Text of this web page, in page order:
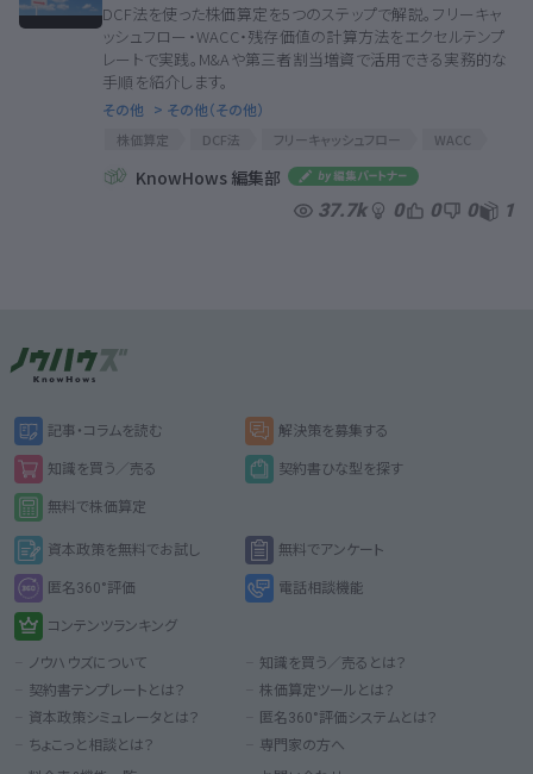
DCF法を使った株価算定を5つのステップで解説。フリーキャ
ッシュフロー・WACC・残存価値の計算方法をエクセルテンプ
レートで実践。M&Aや第三者割当増資で活用できる実務的な
手順を紹介します。
その他 > その他（その他）
株価算定 DCF法 フリーキャッシュフロー
WACC
事業価値
エクセル
KnowHows 編集部
37.7k 0 0 0 1
記事・コラムを読む 解決策を募集する
知識を買う／売る 契約書ひな型を探す
無料で株価算定
資本政策を無料でお試し 無料でアンケート
匿名360°評価 電話相談機能
コンテンツランキング
ノウハウズについて
知識を買う／売るとは？
契約書テンプレートとは？
株価算定ツールとは？
資本政策シミュレータとは？
匿名360°評価システムとは？
ちょこっと相談とは？
専門家の方へ